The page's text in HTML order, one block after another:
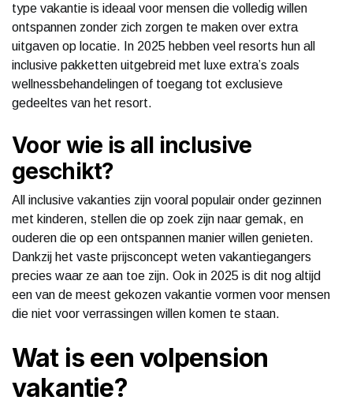
type vakantie is ideaal voor mensen die volledig willen
ontspannen zonder zich zorgen te maken over extra
uitgaven op locatie. In 2025 hebben veel resorts hun all
inclusive pakketten uitgebreid met luxe extra’s zoals
wellnessbehandelingen of toegang tot exclusieve
gedeeltes van het resort.
Voor wie is all inclusive
geschikt?
All inclusive vakanties zijn vooral populair onder gezinnen
met kinderen, stellen die op zoek zijn naar gemak, en
ouderen die op een ontspannen manier willen genieten.
Dankzij het vaste prijsconcept weten vakantiegangers
precies waar ze aan toe zijn. Ook in 2025 is dit nog altijd
een van de meest gekozen vakantie vormen voor mensen
die niet voor verrassingen willen komen te staan.
Wat is een volpension
vakantie?